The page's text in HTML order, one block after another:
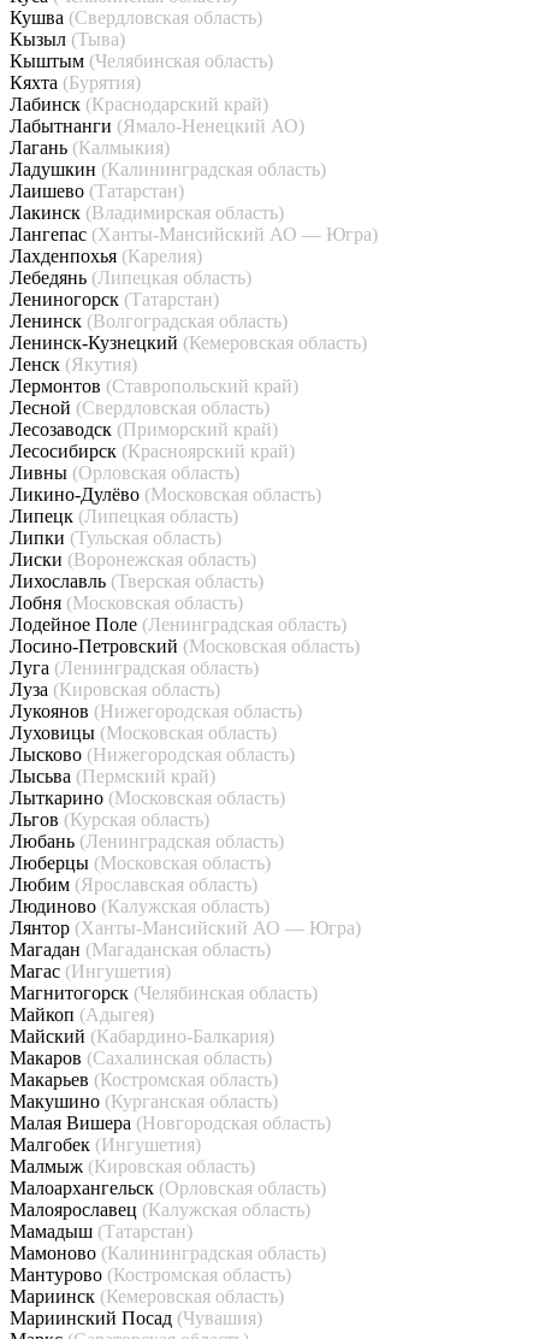
Кушва (Свердловская область)
Кызыл (Тыва)
Кыштым (Челябинская область)
Кяхта (Бурятия)
Лабинск (Краснодарский край)
Лабытнанги (Ямало-Ненецкий АО)
Лагань (Калмыкия)
Ладушкин (Калининградская область)
Лаишево (Татарстан)
Лакинск (Владимирская область)
Лангепас (Ханты-Мансийский АО — Югра)
Лахденпохья (Карелия)
Лебедянь (Липецкая область)
Лениногорск (Татарстан)
Ленинск (Волгоградская область)
Ленинск-Кузнецкий (Кемеровская область)
Ленск (Якутия)
Лермонтов (Ставропольский край)
Лесной (Свердловская область)
Лесозаводск (Приморский край)
Лесосибирск (Красноярский край)
Ливны (Орловская область)
Ликино-Дулёво (Московская область)
Липецк (Липецкая область)
Липки (Тульская область)
Лиски (Воронежская область)
Лихославль (Тверская область)
Лобня (Московская область)
Лодейное Поле (Ленинградская область)
Лосино-Петровский (Московская область)
Луга (Ленинградская область)
Луза (Кировская область)
Лукоянов (Нижегородская область)
Луховицы (Московская область)
Лысково (Нижегородская область)
Лысьва (Пермский край)
Лыткарино (Московская область)
Льгов (Курская область)
Любань (Ленинградская область)
Люберцы (Московская область)
Любим (Ярославская область)
Людиново (Калужская область)
Лянтор (Ханты-Мансийский АО — Югра)
Магадан (Магаданская область)
Магас (Ингушетия)
Магнитогорск (Челябинская область)
Майкоп (Адыгея)
Майский (Кабардино-Балкария)
Макаров (Сахалинская область)
Макарьев (Костромская область)
Макушино (Курганская область)
Малая Вишера (Новгородская область)
Малгобек (Ингушетия)
Малмыж (Кировская область)
Малоархангельск (Орловская область)
Малоярославец (Калужская область)
Мамадыш (Татарстан)
Мамоново (Калининградская область)
Мантурово (Костромская область)
Мариинск (Кемеровская область)
Мариинский Посад (Чувашия)